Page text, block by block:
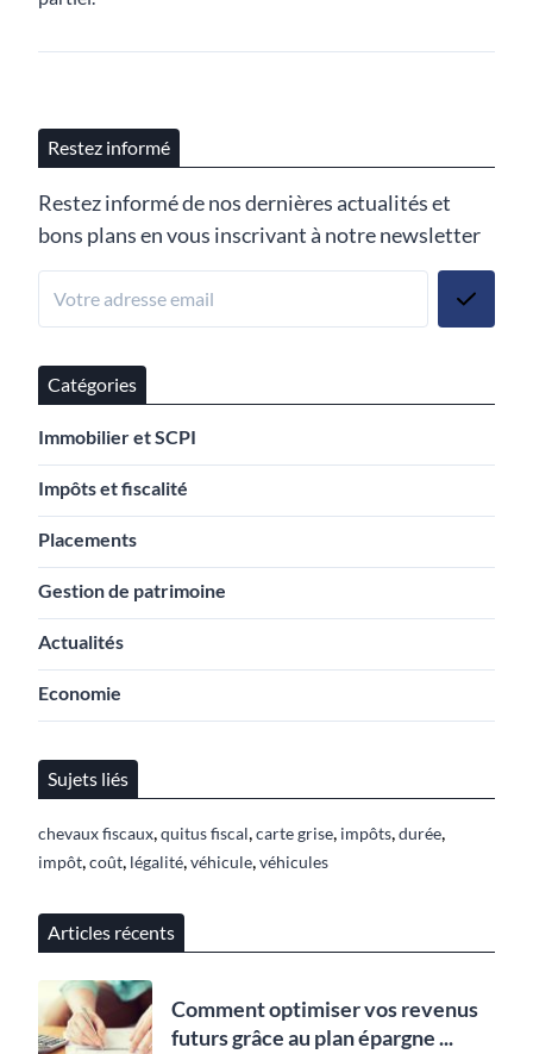
Restez informé
Restez informé de nos dernières actualités et
bons plans en vous inscrivant à notre newsletter
Catégories
Immobilier et SCPI
Impôts et fiscalité
Placements
Gestion de patrimoine
Actualités
Economie
Sujets liés
chevaux fiscaux quitus fiscal carte grise impôts durée
impôt coût légalité véhicule véhicules
Articles récents
Comment optimiser vos revenus
futurs grâce au plan épargne ...